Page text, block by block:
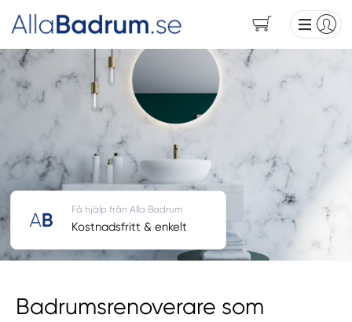
Badrumsrenoverare som
Få hjälp från Alla Badrum
Kostnadsfritt & enkelt